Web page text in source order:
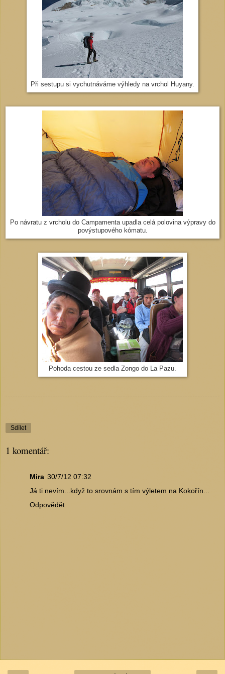
Při sestupu si vychutnáváme výhledy na vrchol Huyany.
Po návratu z vrcholu do Campamenta upadla celá polovina výpravy do
povýstupového kómatu.
Pohoda cestou ze sedla Zongo do La Pazu.
Sdílet
1 komentář:
Mira 30/7/12 07:32
Já ti nevím...když to srovnám s tím výletem na Kokořín...
Odpovědět